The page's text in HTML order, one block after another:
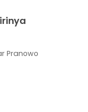
Pranowo